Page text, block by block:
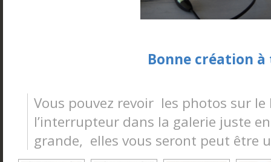
Bonne création à
Vous pouvez revoir les photos sur
l’interrupteur dans la galerie juste
grande, elles vous seront peut être